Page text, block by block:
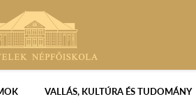
VALLÁS, KULTÚRA ÉS TUDOMÁNY